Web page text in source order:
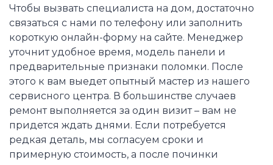
Чтобы вызвать специалиста на дом, достаточно
связаться с нами по телефону или заполнить
короткую онлайн-форму на сайте. Менеджер
уточнит удобное время, модель панели и
предварительные признаки поломки. После
этого к вам выедет опытный мастер из нашего
сервисного центра. В большинстве случаев
ремонт выполняется за один визит – вам не
придется ждать днями. Если потребуется
редкая деталь, мы согласуем сроки и
примерную стоимость, а после починки